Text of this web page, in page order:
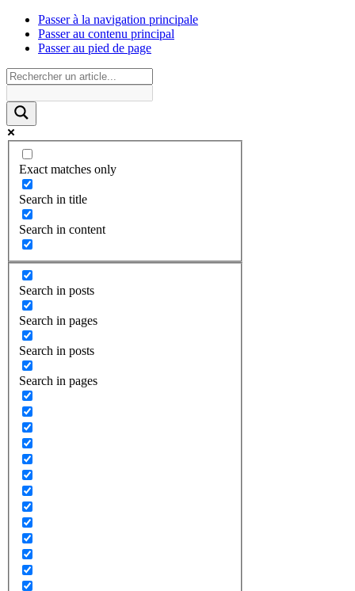
Passer à la navigation principale
Passer au contenu principal
Passer au pied de page
Exact matches only
Search in title
Search in content
Search in posts
Search in pages
Search in posts
Search in pages